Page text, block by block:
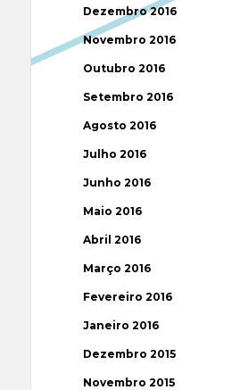
Dezembro 2016
Novembro 2016
Outubro 2016
Setembro 2016
Agosto 2016
Julho 2016
Junho 2016
Maio 2016
Abril 2016
Março 2016
Fevereiro 2016
Janeiro 2016
Dezembro 2015
Novembro 2015